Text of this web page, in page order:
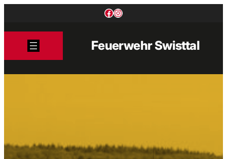
Facebook
Instagram
Feuerwehr Swisttal